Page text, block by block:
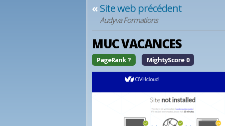
«Site web précédent
Audyva Formations
MUC VACANCES
PageRank ? MightyScore 0